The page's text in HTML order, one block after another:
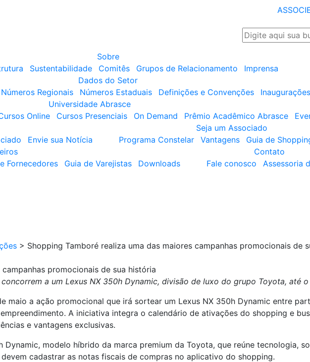
Sobre
Sustentabilidade Comitês Grupos de Relacionamento
Imprensa
Dados do Setor
Números Regionais Números Estaduais Definições e Convenções
Inaugurações
Universidade Abrasce
Online Cursos Presenciais On Demand Prêmio Acadêmico Abrasce
Envie sua Notícia
Seja um Associado
Programa Constelar
Vantagens Guia de
Fornecedores Guia de Varejistas Downloads
Contato
Fale conosco
Assessoria
> Shopping Tamboré realiza uma das maiores campanhas promocionais de
promocionais de sua história
a um Lexus NX 350h Dynamic, divisão de luxo do grupo Toyota, até
maio a ação promocional que irá sortear um Lexus NX 350h Dynamic entre
A iniciativa integra o calendário de ativações do shopping e
e vantagens exclusivas.
Dynamic, modelo híbrido da marca premium da Toyota, que reúne tecnologia,
cadastrar as notas fiscais de compras no aplicativo do shopping.